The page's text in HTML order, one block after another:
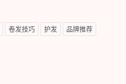
卷发技巧 护发 品牌推荐